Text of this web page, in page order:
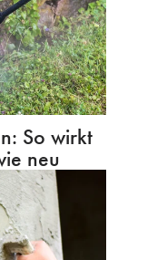
So wirkt
neu